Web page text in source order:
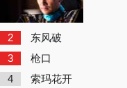
2 东风破
3 枪口
4 索玛花开